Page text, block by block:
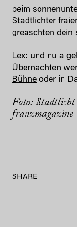
beim
Stadtlichter
greaschten dein
Lex: und nu a
Übernachten
Bühne oder in
Foto: Stadtlicht
franzmagazine
SHARE